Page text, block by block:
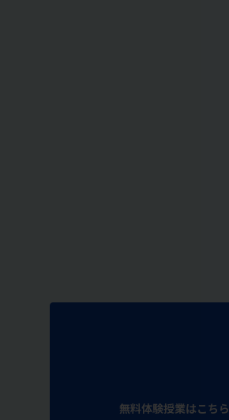
無料体験授業はこちら